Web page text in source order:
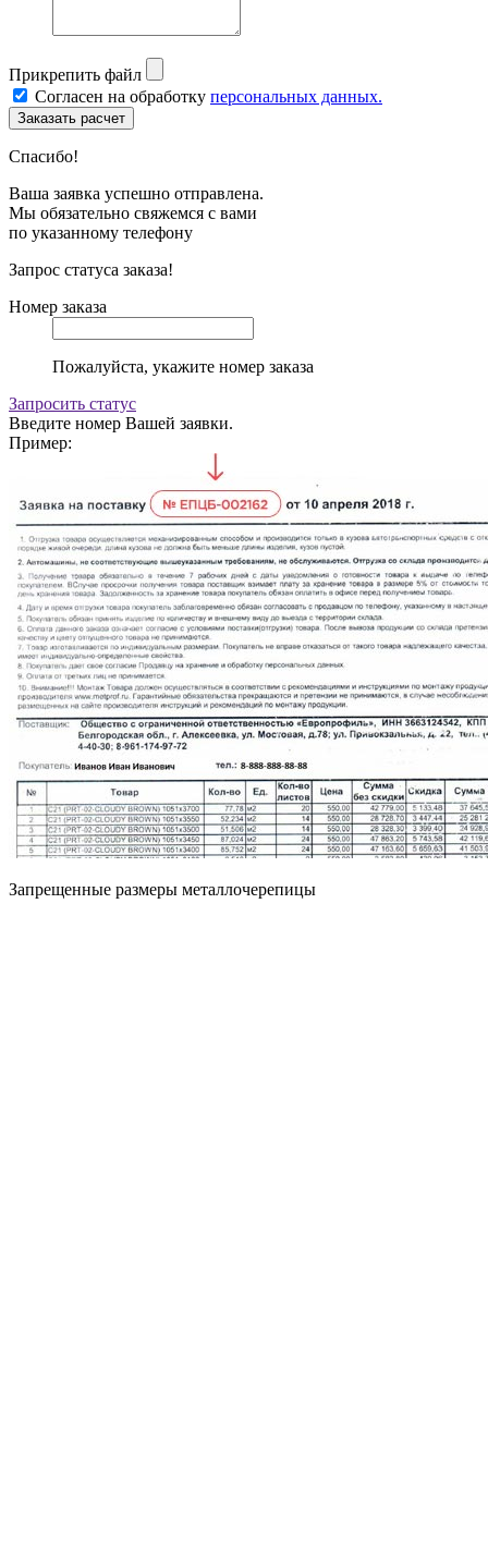
Прикрепить файл
Согласен на обработку персональных данных.
Спасибо!
Ваша заявка успешно отправлена.
Мы обязательно свяжемся с вами
по указанному телефону
Запрос статуса заказа!
Номер заказа
Пожалуйста, укажите номер заказа
Запросить статус
Введите номер Вашей заявки.
Пример:
Запрещенные размеры металлочерепицы